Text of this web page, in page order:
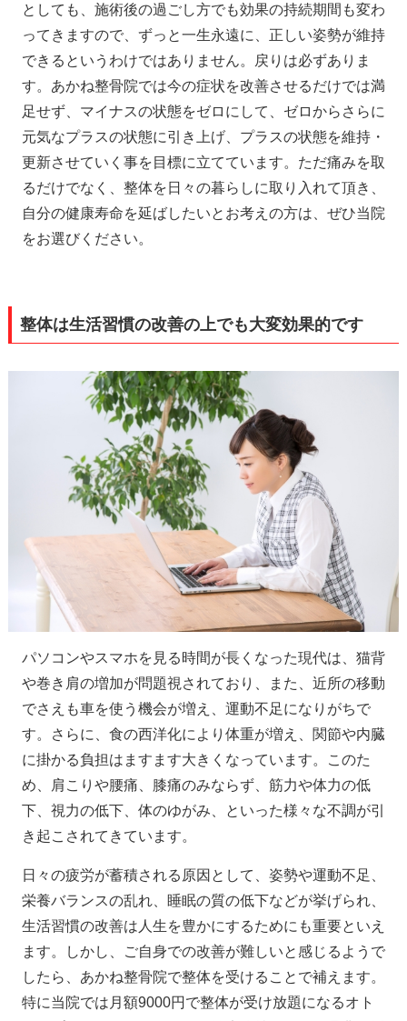
としても、施術後の過ごし方でも効果の持続期間も変わ
ってきますので、ずっと一生永遠に、正しい姿勢が維持
できるというわけではありません。戻りは必ずありま
す。あかね整骨院では今の症状を改善させるだけでは満
足せず、マイナスの状態をゼロにして、ゼロからさらに
元気なプラスの状態に引き上げ、プラスの状態を維持・
更新させていく事を目標に立てています。ただ痛みを取
るだけでなく、整体を日々の暮らしに取り入れて頂き、
自分の健康寿命を延ばしたいとお考えの方は、ぜひ当院
をお選びください。
整体は生活習慣の改善の上でも大変効果的です
パソコンやスマホを見る時間が長くなった現代は、猫背
や巻き肩の増加が問題視されており、また、近所の移動
でさえも車を使う機会が増え、運動不足になりがちで
す。さらに、食の西洋化により体重が増え、関節や内臓
に掛かる負担はますます大きくなっています。このた
め、肩こりや腰痛、膝痛のみならず、筋力や体力の低
下、視力の低下、体のゆがみ、といった様々な不調が引
き起こされてきています。
日々の疲労が蓄積される原因として、姿勢や運動不足、
栄養バランスの乱れ、睡眠の質の低下などが挙げられ、
生活習慣の改善は人生を豊かにするためにも重要といえ
ます。しかし、ご自身での改善が難しいと感じるようで
したら、あかね整骨院で整体を受けることで補えます。
特に当院では月額9000円で整体が受け放題になるオト